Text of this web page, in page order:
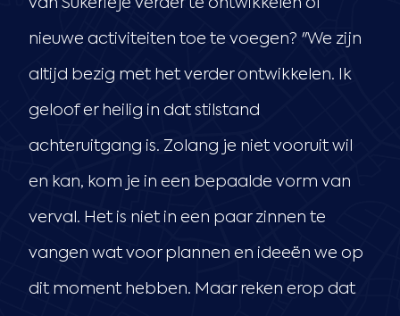
van Sukerieje verder te ontwikkelen of
nieuwe activiteiten toe te voegen? "We zijn
altijd bezig met het verder ontwikkelen. Ik
geloof er heilig in dat stilstand
achteruitgang is. Zolang je niet vooruit wil
en kan, kom je in een bepaalde vorm van
verval. Het is niet in een paar zinnen te
vangen wat voor plannen en ideeën we op
dit moment hebben. Maar reken erop dat